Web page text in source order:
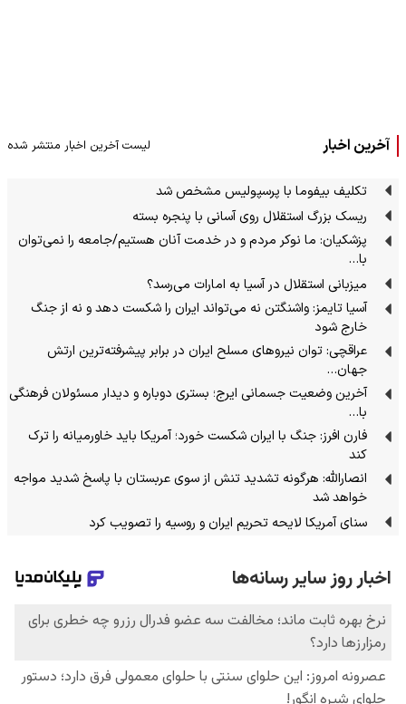
آخرین اخبار لیست آخرین اخبار منتشر شده
تکلیف بیفوما با پرسپولیس مشخص شد
ریسک بزرگ استقلال روی آسانی با پنجره بسته
پزشکیان: ما نوکر مردم و در خدمت آنان هستیم/جامعه را نمی‌توان
با…
میزبانی استقلال در آسیا به امارات می‌رسد؟
آسیا تایمز: واشنگتن نه می‌تواند ایران را شکست دهد و نه از جنگ
خارج شود
عراقچی: توان نیروهای مسلح ایران در برابر پیشرفته‌ترین ارتش
جهان…
آخرین وضعیت جسمانی ایرج؛ بستری دوباره و دیدار مسئولان فرهنگی
با…
فارن افرز: جنگ با ایران شکست خورد؛ آمریکا باید خاورمیانه را ترک
کند
انصارالله: هرگونه تشدید تنش از سوی عربستان با پاسخ شدید مواجه
خواهد شد
سنای آمریکا لایحه تحریم ایران و روسیه را تصویب کرد